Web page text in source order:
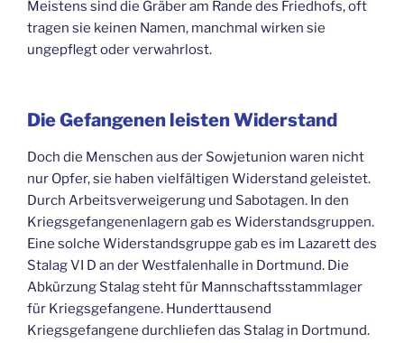
Meistens sind die Gräber am Rande des Friedhofs, oft
tragen sie keinen Namen, manchmal wirken sie
ungepflegt oder verwahrlost.
Die Gefangenen leisten Widerstand
Doch die Menschen aus der Sowjetunion waren nicht
nur Opfer, sie haben vielfältigen Widerstand geleistet.
Durch Arbeitsverweigerung und Sabotagen. In den
Kriegsgefangenenlagern gab es Widerstandsgruppen.
Eine solche Widerstandsgruppe gab es im Lazarett des
Stalag VI D an der Westfalenhalle in Dortmund. Die
Abkürzung Stalag steht für Mannschaftsstammlager
für Kriegsgefangene. Hunderttausend
Kriegsgefangene durchliefen das Stalag in Dortmund.